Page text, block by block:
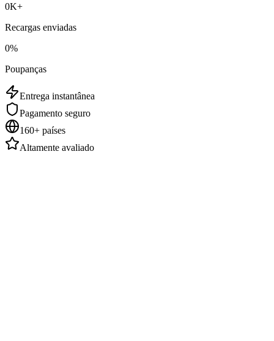
0K+
Recargas enviadas
0%
Poupanças
Entrega instantânea
Pagamento seguro
160+ países
Altamente avaliado